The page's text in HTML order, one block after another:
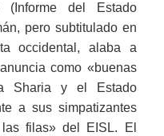
(Informe del Estado
pero subtitulado en
occidental, alaba a
como «buenas
Sharia y el Estado
a sus simpatizantes
filas» del EISL. El